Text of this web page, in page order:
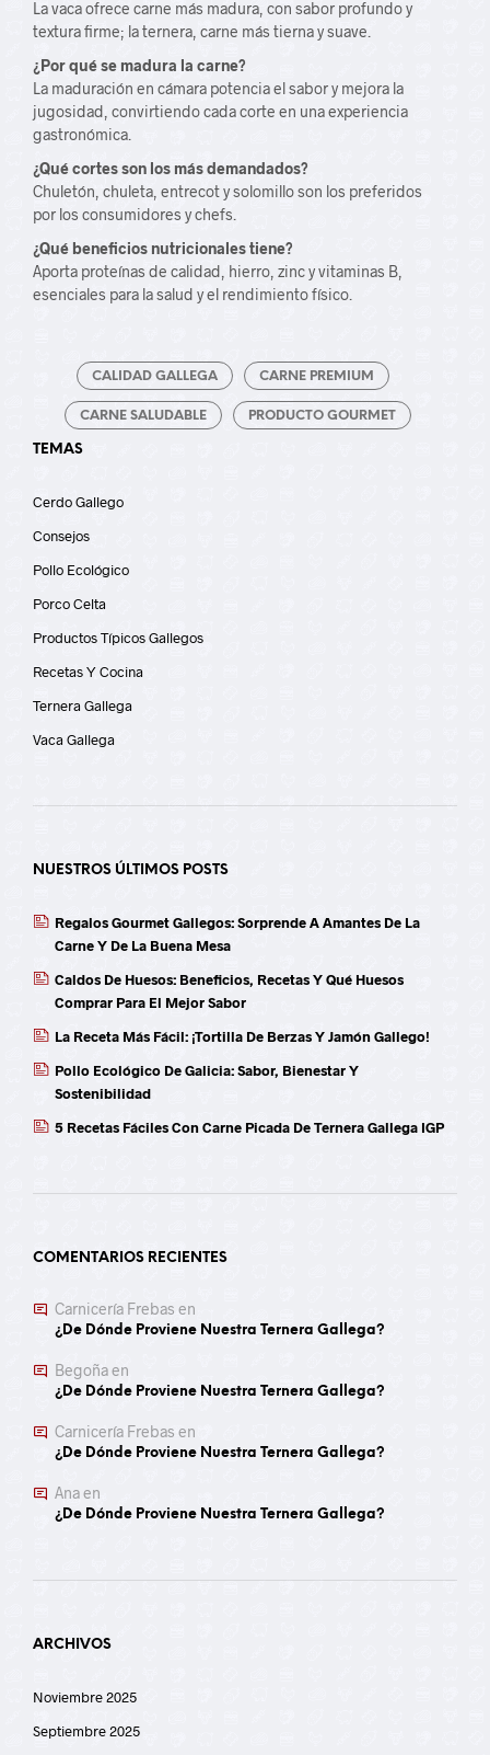
La vaca ofrece carne más madura, con sabor profundo y
textura firme; la ternera, carne más tierna y suave.
¿Por qué se madura la carne?
La maduración en cámara potencia el sabor y mejora la
jugosidad, convirtiendo cada corte en una experiencia
gastronómica.
¿Qué cortes son los más demandados?
Chuletón, chuleta, entrecot y solomillo son los preferidos
por los consumidores y chefs.
¿Qué beneficios nutricionales tiene?
Aporta proteínas de calidad, hierro, zinc y vitaminas B,
esenciales para la salud y el rendimiento físico.
CALIDAD GALLEGA CARNE PREMIUM
CARNE SALUDABLE PRODUCTO GOURMET
TEMAS
Cerdo Gallego
Consejos
Pollo Ecológico
Porco Celta
Productos Típicos Gallegos
Recetas Y Cocina
Ternera Gallega
Vaca Gallega
NUESTROS ÚLTIMOS POSTS
Regalos Gourmet Gallegos: Sorprende A Amantes De La
Carne Y De La Buena Mesa
Caldos De Huesos: Beneficios, Recetas Y Qué Huesos
Comprar Para El Mejor Sabor
La Receta Más Fácil: ¡Tortilla De Berzas Y Jamón Gallego!
Pollo Ecológico De Galicia: Sabor, Bienestar Y
Sostenibilidad
5 Recetas Fáciles Con Carne Picada De Ternera Gallega IGP
COMENTARIOS RECIENTES
Carnicería Frebas en
¿De Dónde Proviene Nuestra Ternera Gallega?
Begoñaen
¿De Dónde Proviene Nuestra Ternera Gallega?
Carnicería Frebas en
¿De Dónde Proviene Nuestra Ternera Gallega?
Anaen
¿De Dónde Proviene Nuestra Ternera Gallega?
ARCHIVOS
Noviembre 2025
Septiembre 2025